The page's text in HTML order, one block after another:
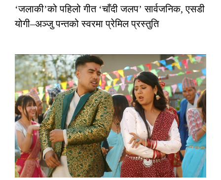
‘जलाकी’को पहिलो गीत ‘चाँदी जलप’ सार्वजनिक, एसडी
योगी–अञ्जु पन्तको स्वरमा प्रेमिल प्रस्तुति